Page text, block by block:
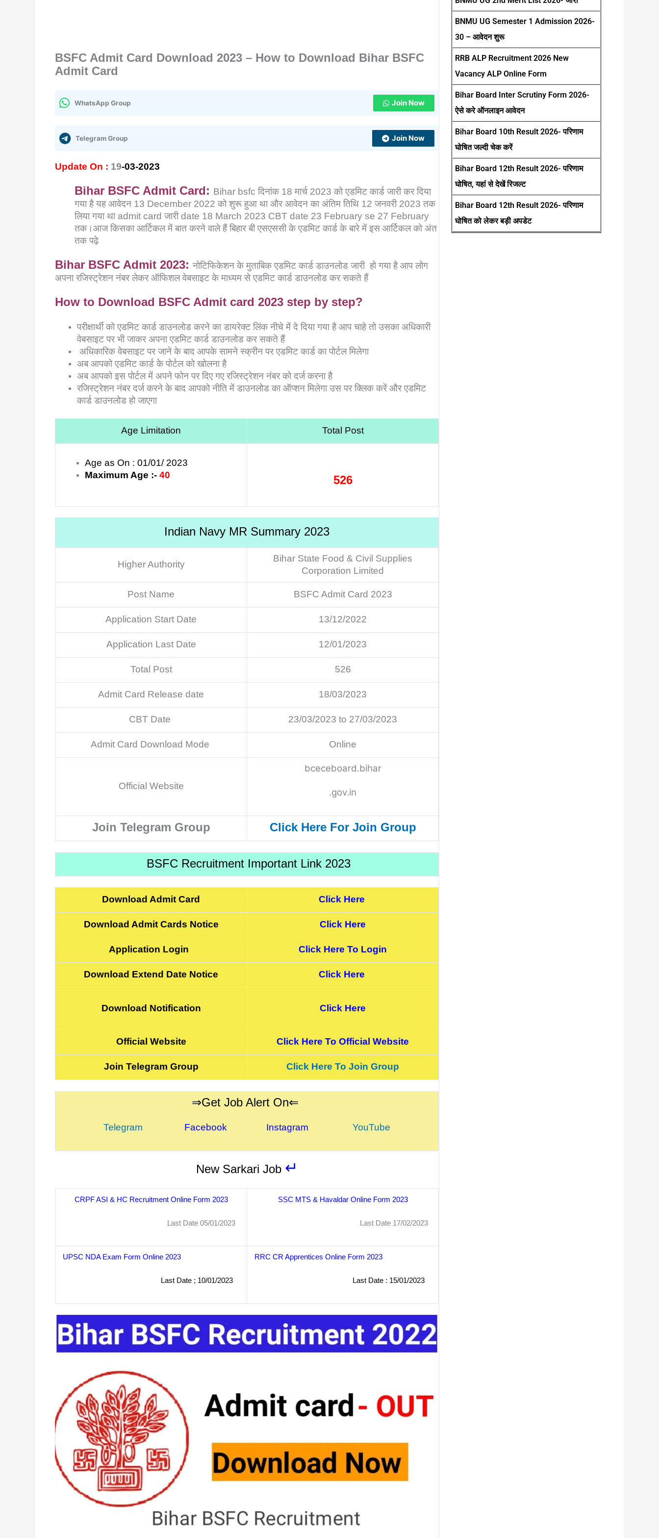
BSFC Admit Card Download 2023 – How to Download Bihar BSFC
Admit Card
WhatsApp Group Join Now
Telegram Group Join Now
Update On : 19-03-2023
Bihar BSFC Admit Card: Bihar bsfc दिनांक 18 मार्च 2023 को एडमिट कार्ड जारी कर दिया
गया है यह आवेदन 13 December 2022 को शुरू हुआ था और आवेदन का अंतिम तिथि 12 जनवरी 2023 तक
लिया गया था admit card जारी date 18 March 2023 CBT date 23 February se 27 February
तक।आज किसका आर्टिकल में बात करने वाले हैं बिहार बी एसएससी के एडमिट कार्ड के बारे में इस आर्टिकल को अंत
तक पढ़े
Bihar BSFC Admit 2023: नोटिफिकेशन के मुताबिक एडमिट कार्ड डाउनलोड जारी हो गया है आप लोग
अपना रजिस्ट्रेशन नंबर लेकर ऑफिशल वेबसाइट के माध्यम से एडमिट कार्ड डाउनलोड कर सकते हैं
How to Download BSFC Admit card 2023 step by step?
परीक्षार्थी को एडमिट कार्ड डाउनलोड करने का डायरेक्ट लिंक नीचे में दे दिया गया है आप चाहे तो उसका अधिकारी
वेबसाइट पर भी जाकर अपना एडमिट कार्ड डाउनलोड कर सकते हैं
अधिकारिक वेबसाइट पर जाने के बाद आपके सामने स्क्रीन पर एडमिट कार्ड का पोर्टल मिलेगा
अब आपको एडमिट कार्ड के पोर्टल को खोलना है
अब आपको इस पोर्टल में अपने फोन पर दिए गए रजिस्ट्रेशन नंबर को दर्ज करना है
रजिस्ट्रेशन नंबर दर्ज करने के बाद आपको नीति में डाउनलोड का ऑप्शन मिलेगा उस पर क्लिक करें और एडमिट
कार्ड डाउनलोड हो जाएगा
Age Limitation Total Post
Age as On : 01/01/ 2023
Maximum Age :- 40 526
Indian Navy MR Summary 2023
Higher Authority
Bihar State Food & Civil Supplies
Corporation Limited
Post Name BSFC Admit Card 2023
Application Start Date 13/12/2022
Application Last Date 12/01/2023
Total Post 526
Admit Card Release date 18/03/2023
CBT Date 23/03/2023 to 27/03/2023
Admit Card Download Mode Online
Official Website
bceceboard.bihar
.gov.in
Join Telegram Group Click Here For Join Group
BSFC Recruitment Important Link 2023
Download Admit Card Click Here
Download Admit Cards Notice Click Here
Application Login Click Here To Login
Download Extend Date Notice Click Here
Download Notification Click Here
Official Website Click Here To Official Website
Join Telegram Group Click Here To Join Group
⇒Get Job Alert On⇐
Telegram Facebook Instagram YouTube
New Sarkari Job ↵
CRPF ASI & HC Recruitment Online Form 2023
Last Date 05/01/2023
SSC MTS & Havaldar Online Form 2023
Last Date 17/02/2023
UPSC NDA Exam Form Online 2023
Last Date ; 10/01/2023
RRC CR Apprentices Online Form 2023
Last Date : 15/01/2023
BNMU UG Semester 1 Admission 2026-
30 – आवेदन शुरू
RRB ALP Recruitment 2026 New
Vacancy ALP Online Form
Bihar Board Inter Scrutiny Form 2026-
ऐसे करे ऑनलाइन आवेदन
Bihar Board 10th Result 2026- परिणाम
घोषित जल्दी चेक करें
Bihar Board 12th Result 2026- परिणाम
घोषित, यहां से देखें रिजल्ट
Bihar Board 12th Result 2026- परिणाम
घोषित को लेकर बड़ी अपडेट